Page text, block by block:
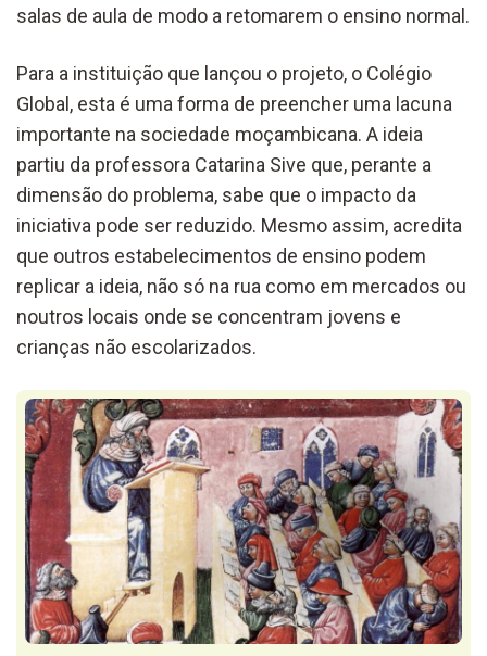
salas de aula de modo a retomarem o ensino normal.
Para a instituição que lançou o projeto, o Colégio
Global, esta é uma forma de preencher uma lacuna
importante na sociedade moçambicana. A ideia
partiu da professora Catarina Sive que, perante a
dimensão do problema, sabe que o impacto da
iniciativa pode ser reduzido. Mesmo assim, acredita
que outros estabelecimentos de ensino podem
replicar a ideia, não só na rua como em mercados ou
noutros locais onde se concentram jovens e
crianças não escolarizados.